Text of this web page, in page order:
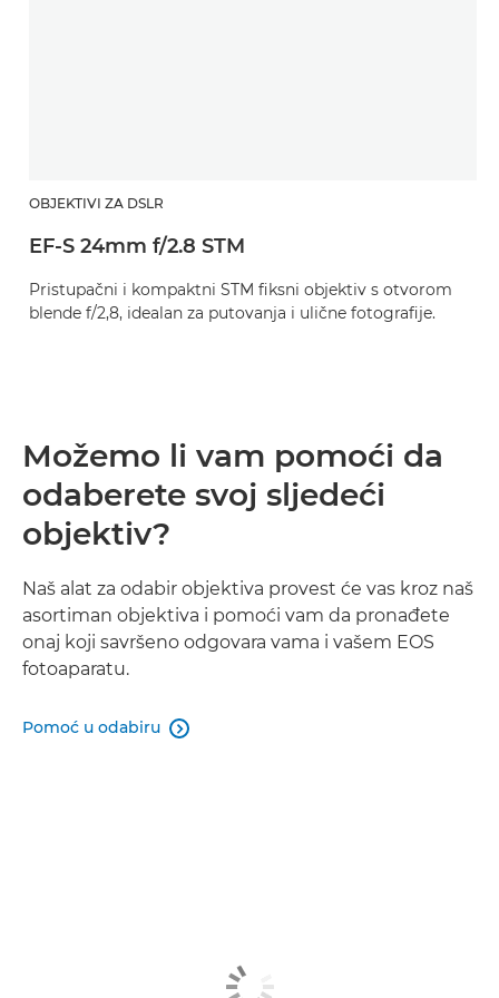
OBJEKTIVI ZA DSLR
EF-S 24mm f/2.8 STM
Pristupačni i kompaktni STM fiksni objektiv s otvorom
blende f/2,8, idealan za putovanja i ulične fotografije.
Možemo li vam pomoći da
odaberete svoj sljedeći
objektiv?
Naš alat za odabir objektiva provest će vas kroz naš
asortiman objektiva i pomoći vam da pronađete
onaj koji savršeno odgovara vama i vašem EOS
fotoaparatu.
Pomoć u odabiru 